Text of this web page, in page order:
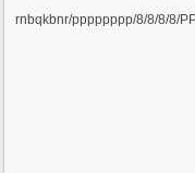
rnbqkbnr/pppppppp/8/8/8/8/